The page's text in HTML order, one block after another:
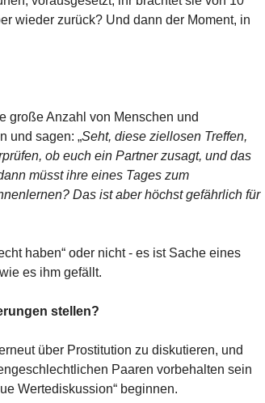
wieder zurück? Und dann der Moment, in
große Anzahl von Menschen und
und sagen: „Seht, diese ziellosen Treffen,
ob euch ein Partner zusagt, und das
müsst ihre eines Tages zum
Das ist aber höchst gefährlich für
haben“ oder nicht - es ist Sache eines
es ihm gefällt.
stellen?
über Prostitution zu diskutieren, und
Paaren vorbehalten sein
Wertediskussion“ beginnen.